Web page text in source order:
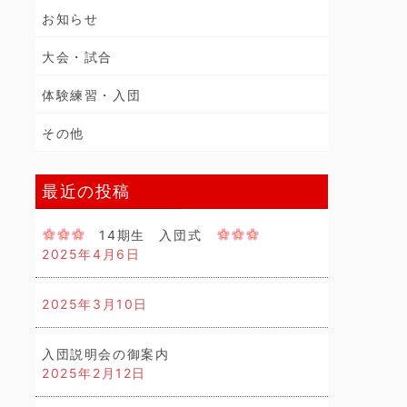
お知らせ
大会・試合
体験練習・入団
その他
最近の投稿
14期生 入団式
2025年4月6日
2025年3月10日
入団説明会の御案内
2025年2月12日